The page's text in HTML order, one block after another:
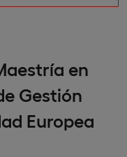
en
Gestión
Europea